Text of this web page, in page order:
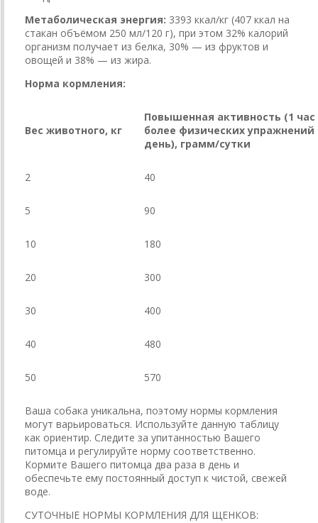
Метаболическая энергия: 3393 ккал/кг (407 ккал на
стакан объёмом 250 мл/120 г), при этом 32% калорий
организм получает из белка, 30% — из фруктов и
овощей и 38% — из жира.
Норма кормления:
Вес животного, кг
Повышенная активность (1 час
более физических упражнений
день), грамм/сутки
2 40
5 90
10 180
20 300
30 400
40 480
50 570
Ваша собака уникальна, поэтому нормы кормления
могут варьироваться. Используйте данную таблицу
как ориентир. Следите за упитанностью Вашего
питомца и регулируйте норму соответственно.
Кормите Вашего питомца два раза в день и
обеспечьте ему постоянный доступ к чистой, свежей
воде.
СУТОЧНЫЕ НОРМЫ КОРМЛЕНИЯ ДЛЯ ЩЕНКОВ: